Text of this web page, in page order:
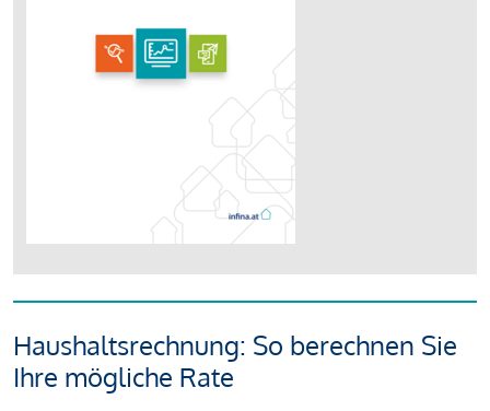
Haushaltsrechnung: So berechnen Sie
Ihre mögliche Rate